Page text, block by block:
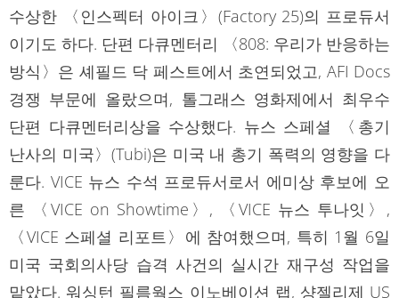
수상한 〈인스펙터 아이크〉(Factory 25)의 프로듀서
이기도 하다. 단편 다큐멘터리 〈808: 우리가 반응하는
방식〉은 셰필드 닥 페스트에서 초연되었고, AFI Docs
경쟁 부문에 올랐으며, 톨그래스 영화제에서 최우수
단편 다큐멘터리상을 수상했다. 뉴스 스페셜 〈총기
난사의 미국〉(Tubi)은 미국 내 총기 폭력의 영향을 다
룬다. VICE 뉴스 수석 프로듀서로서 에미상 후보에 오
른 〈VICE on Showtime〉, 〈VICE 뉴스 투나잇〉,
〈VICE 스페셜 리포트〉에 참여했으며, 특히 1월 6일
미국 국회의사당 습격 사건의 실시간 재구성 작업을
맡았다. 워싱턴 필름웍스 이노베이션 랩, 샹젤리제 US